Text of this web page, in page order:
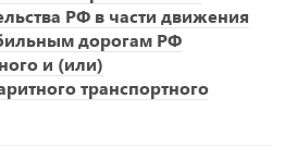
РФ в части движения
дорогам РФ
и (или)
транспортного